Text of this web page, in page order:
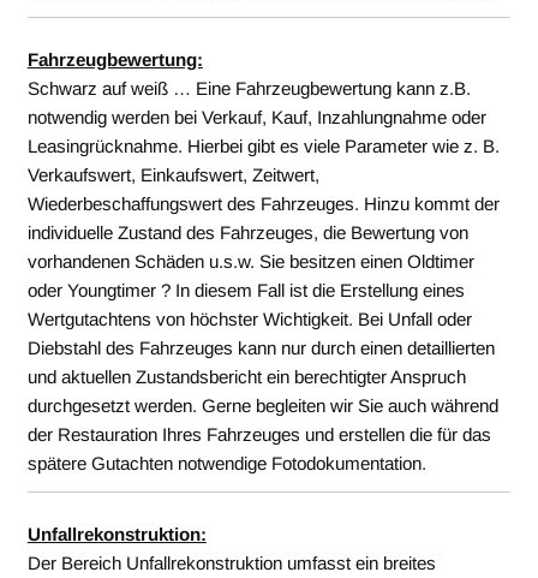
Fahrzeugbewertung:
Schwarz auf weiß … Eine Fahrzeugbewertung kann z.B.
notwendig werden bei Verkauf, Kauf, Inzahlungnahme oder
Leasingrücknahme. Hierbei gibt es viele Parameter wie z. B.
Verkaufswert, Einkaufswert, Zeitwert,
Wiederbeschaffungswert des Fahrzeuges. Hinzu kommt der
individuelle Zustand des Fahrzeuges, die Bewertung von
vorhandenen Schäden u.s.w. Sie besitzen einen Oldtimer
oder Youngtimer ? In diesem Fall ist die Erstellung eines
Wertgutachtens von höchster Wichtigkeit. Bei Unfall oder
Diebstahl des Fahrzeuges kann nur durch einen detaillierten
und aktuellen Zustandsbericht ein berechtigter Anspruch
durchgesetzt werden. Gerne begleiten wir Sie auch während
der Restauration Ihres Fahrzeuges und erstellen die für das
spätere Gutachten notwendige Fotodokumentation.
Unfallrekonstruktion:
Der Bereich Unfallrekonstruktion umfasst ein breites